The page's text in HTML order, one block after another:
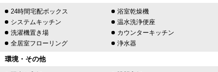
24時間宅配ボックス
浴室乾燥機
システムキッチン
温水洗浄便座
洗濯機置き場
カウンターキッチン
全居室フローリング
浄水器
環境・その他